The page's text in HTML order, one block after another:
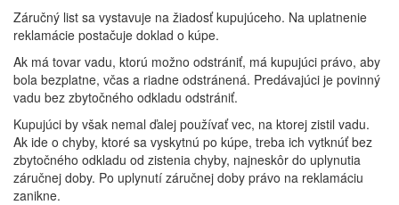
Záručný list sa vystavuje na žiadosť kupujúceho. Na uplatnenie
reklamácie postačuje doklad o kúpe.
Ak má tovar vadu, ktorú možno odstrániť, má kupujúci právo, aby
bola bezplatne, včas a riadne odstránená. Predávajúci je povinný
vadu bez zbytočného odkladu odstrániť.
Kupujúci by však nemal ďalej používať vec, na ktorej zistil vadu.
Ak ide o chyby, ktoré sa vyskytnú po kúpe, treba ich vytknúť bez
zbytočného odkladu od zistenia chyby, najneskôr do uplynutia
záručnej doby. Po uplynutí záručnej doby právo na reklamáciu
zanikne.